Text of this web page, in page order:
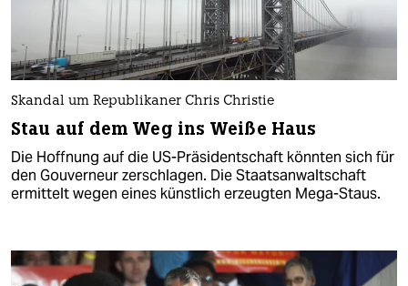
Skandal um Republikaner Chris Christie
Stau auf dem Weg ins Weiße Haus
Die Hoffnung auf die US-Präsidentschaft könnten sich für
den Gouverneur zerschlagen. Die Staatsanwaltschaft
ermittelt wegen eines künstlich erzeugten Mega-Staus.